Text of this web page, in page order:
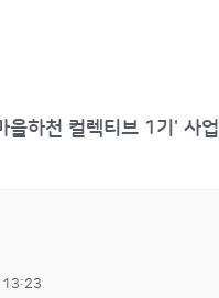
을하천 컬렉티브 1기' 사